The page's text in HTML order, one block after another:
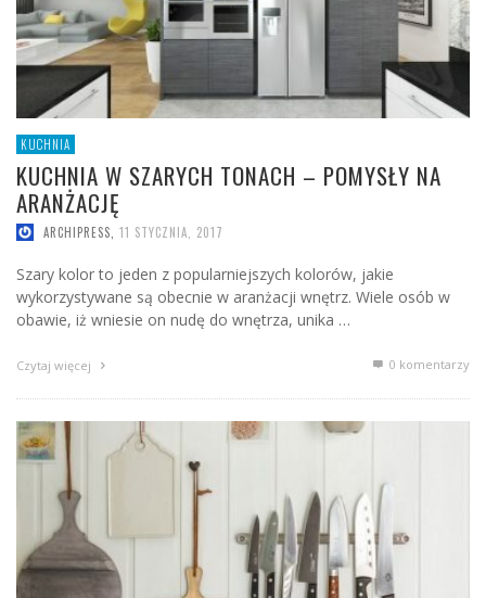
KUCHNIA
KUCHNIA W SZARYCH TONACH – POMYSŁY NA
ARANŻACJĘ
ARCHIPRESS 11 STYCZNIA, 2017
Szary kolor to jeden z popularniejszych kolorów, jakie
wykorzystywane są obecnie w aranżacji wnętrz. Wiele osób w
obawie, iż wniesie on nudę do wnętrza, unika …
Czytaj więcej 0 komentarzy